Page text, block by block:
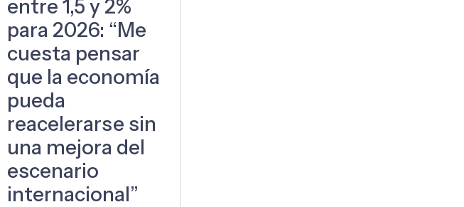
entre 1,5 y 2%
para 2026: “Me
cuesta pensar
que la economía
pueda
reacelerarse sin
una mejora del
escenario
internacional”